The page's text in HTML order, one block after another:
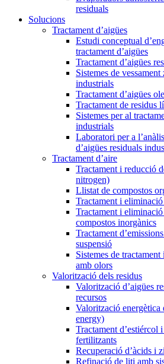
residuals
Solucions
Tractament d’aigües
Estudi conceptual
tractament d’aigües
Tractament d’aigües
Sistemes de
industrials
Tractament d’aigües
Tractament de residus
Sistemes per al
industrials
Laboratori per a
d’aigües residuals
Tractament d’aire
Tractament i reducció
nitrogen)
Llistat de compostos
Tractament i
Tractament i eliminació
compostos inorgànics
Tractament
suspensió
Sistemes de
amb olors
Valorització dels residus
Valorització d’aigües
recursos
Valorització energètica
energy)
Tractament d’estiércol
fertilitzants
Recuperació d’àcids i
Refinació de liti amb